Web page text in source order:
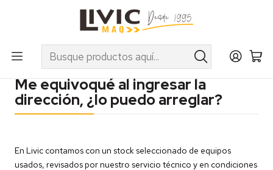
UTILIZA EL CUPÓN "INVIERNO10" EN PRODUCTOS SELECCIONADOS
Inicio FAQ: Despachos
Me equivoqué al ingresar la dirección, ¿lo puedo arreglar?
Me equivoqué al ingresar la
dirección, ¿lo puedo arreglar?
En Livic contamos con un stock seleccionado de equipos
usados, revisados por nuestro servicio técnico y en condiciones